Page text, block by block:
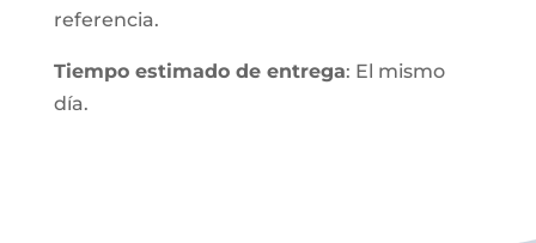
referencia.
Tiempo estimado de entrega: El mismo
día.